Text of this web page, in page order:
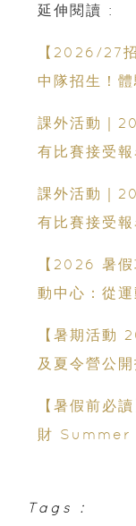
延伸閱讀 :
【2026/27
中隊招生！
課外活動｜
有比賽接受報
課外活動｜
有比賽接受報
【2026 暑
動中心：從
【暑期活動
及夏令營公
【暑假前必
財 Summer
Tags :